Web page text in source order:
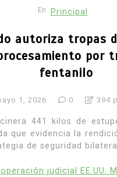
En Principal
autoriza tropas
por
fentanilo
1, 2026 0 394
441 kilos de
que evidencia la
de seguridad
judicial EE.UU.